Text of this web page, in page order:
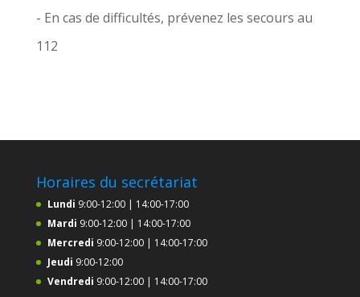
- En cas de difficultés, prévenez les secours au
112
Horaires du secrétariat
Lundi 9:00-12:00 | 14:00-17:00
Mardi 9:00-12:00 | 14:00-17:00
Mercredi 9:00-12:00 | 14:00-17:00
Jeudi 9:00-12:00
Vendredi 9:00-12:00 | 14:00-17:00